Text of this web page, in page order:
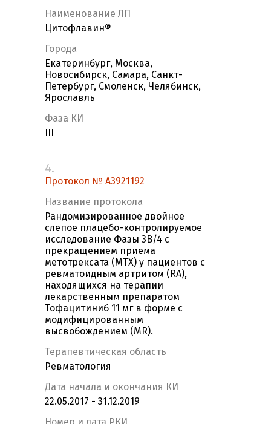
Наименование ЛП
Цитофлавин®
Города
Екатеринбург, Москва,
Новосибирск, Самара, Санкт-
Петербург, Смоленск, Челябинск,
Ярославль
Фаза КИ
4.
Протокол № A3921192
Название протокола
Рандомизированное двойное
слепое плацебо-контролируемое
исследование Фазы 3B/4 с
прекращением приема
метотрексата (МТХ) у пациентов с
ревматоидным артритом (RA),
находящихся на терапии
лекарственным препаратом
Тофацитиниб 11 мг в форме с
модифицированным
высвобождением (MR).
Терапевтическая область
Ревматология
Дата начала и окончания КИ
22.05.2017 - 31.12.2019